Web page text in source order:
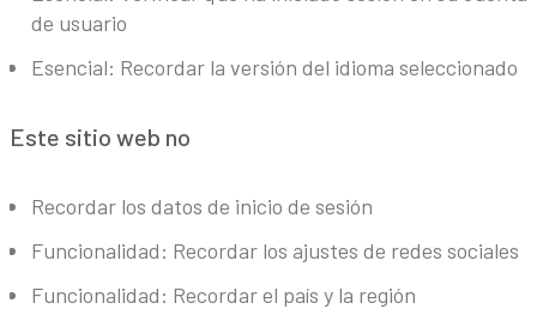
de usuario
Esencial: Recordar la versión del idioma seleccionado
Este sitio web no
Recordar los datos de inicio de sesión
Funcionalidad: Recordar los ajustes de redes sociales
Funcionalidad: Recordar el país y la región